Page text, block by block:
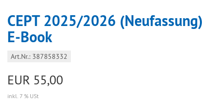
CEPT 2025/2026 (Neufassung)
E-Book
Art.Nr.: 387858332
EUR 55,00
inkl. 7 % USt